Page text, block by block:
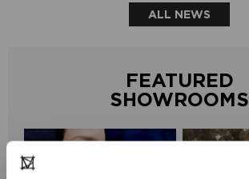
ALL NEWS
FEATURED
SHOWROOMS